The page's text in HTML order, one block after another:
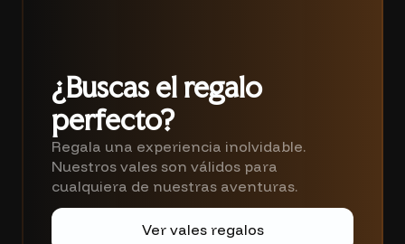
¿Buscas el regalo
perfecto?
Regala una experiencia inolvidable.
Nuestros vales son válidos para
cualquiera de nuestras aventuras.
Ver vales regalos